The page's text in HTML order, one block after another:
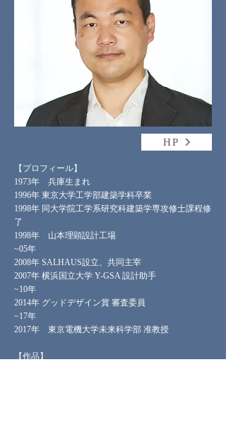
HP
【プロフィール】
1973年 兵庫生まれ
1996年 東京大学工学部建築学科卒業
1998年 同大学院工学系研究科建築学専攻修士課程修
了
1998年 山本理顕設計工場
~05年
2008年 SALHAUS設立、共同主宰
2007年 横浜国立大学 Y-GSA 設計助手
~10年
2014年 グッドデザイン賞 審査委員
~17年
2017年 東京電機大学未来科学部 准教授
【作品】